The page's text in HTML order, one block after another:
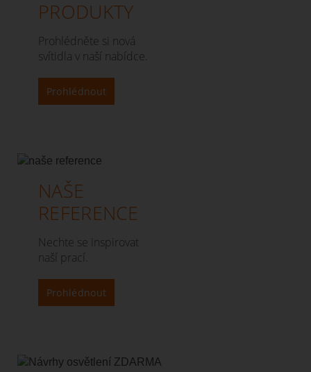
PRODUKTY
Prohlédněte si nová
svítidla v naší nabídce.
Prohlédnout
NAŠE
REFERENCE
Nechte se inspirovat
naší prací.
Prohlédnout